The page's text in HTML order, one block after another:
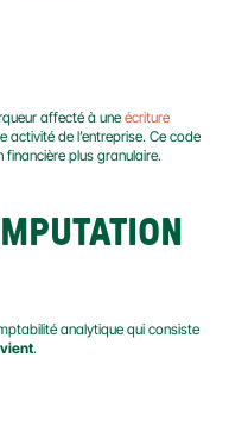
affecté à une écriture
activité de l’entreprise. Ce code
plus granulaire.
analytique qui consiste
.